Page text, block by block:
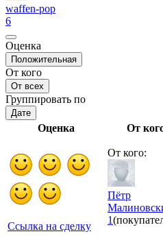
waffen-pop
6
Оценка
Положительная
От кого
От всех
Группировать по
Дате
Оценка От
Ссылка на сделку
От кого:
Пётр
1